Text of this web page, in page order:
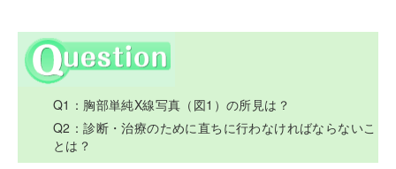
Q1：胸部単純X線写真（図1）の所見は？
Q2：診断・治療のために直ちに行わなければならないこ
とは？